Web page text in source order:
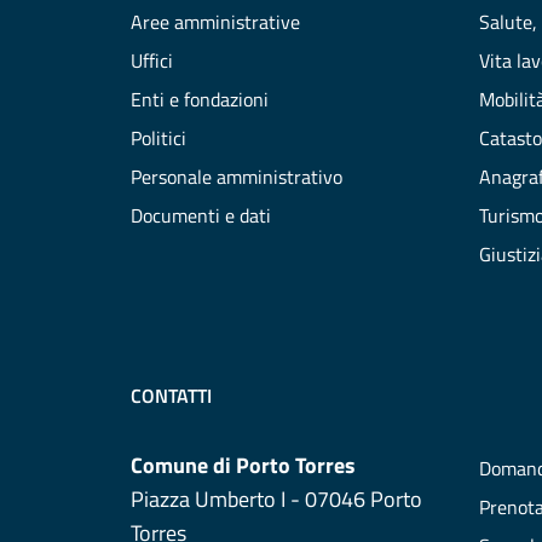
Aree amministrative
Uffici
Enti e fondazioni
Politici
Personale amministrativo
Documenti e dati
Salute,
Vita
CONTATTI
Comune di Porto Torres
Piazza Umberto I - 07046 Porto
Torres